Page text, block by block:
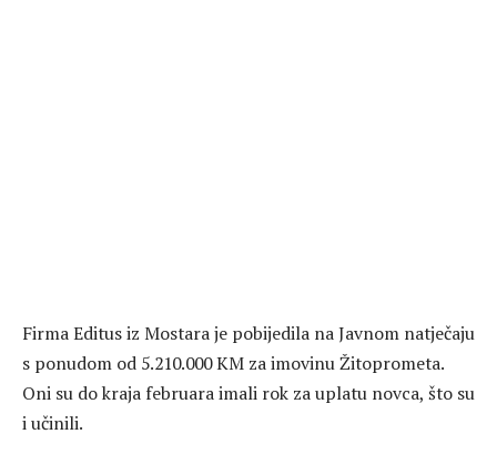
Firma Editus iz Mostara je pobijedila na Javnom natječaju
s ponudom od 5.210.000 KM za imovinu Žitoprometa.
Oni su do kraja februara imali rok za uplatu novca, što su
i učinili.